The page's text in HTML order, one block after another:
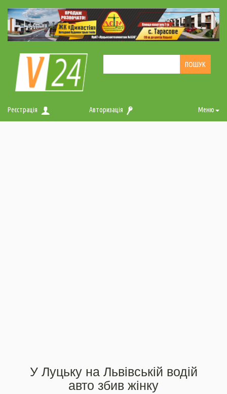
Реєстрація Авторизація Меню
У Луцьку на Львівській водій
авто збив жінку